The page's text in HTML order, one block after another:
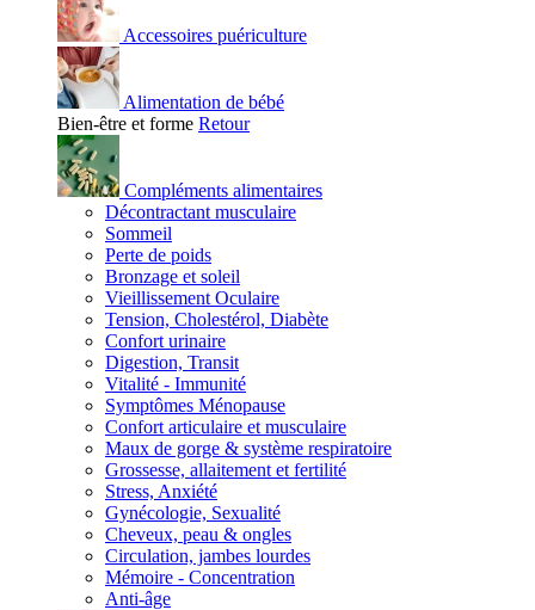
Accessoires puériculture
Alimentation de bébé
Bien-être et forme Retour
Compléments alimentaires
Décontractant musculaire
Sommeil
Perte de poids
Bronzage et soleil
Vieillissement Oculaire
Tension, Cholestérol, Diabète
Confort urinaire
Digestion, Transit
Vitalité - Immunité
Symptômes Ménopause
Confort articulaire et musculaire
Maux de gorge & système respiratoire
Grossesse, allaitement et fertilité
Stress, Anxiété
Gynécologie, Sexualité
Cheveux, peau & ongles
Circulation, jambes lourdes
Mémoire - Concentration
Anti-âge